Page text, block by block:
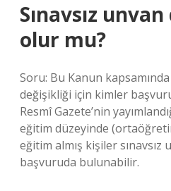
Sınavsız
olur mu?
Soru: Bu Kanun kapsamında
değişikliği için kimler
Resmî Gazete’nin
eğitim düzeyinde
eğitim almış kişiler
başvuruda bulunabilir.